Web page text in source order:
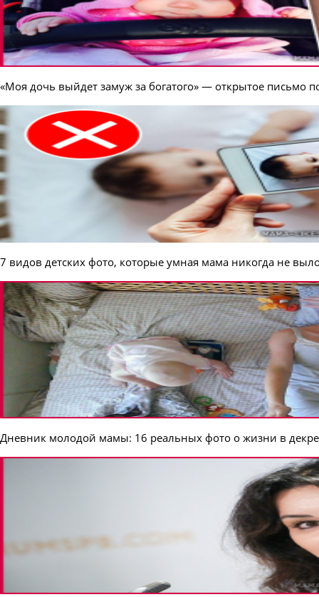
«Моя дочь выйдет замуж за богатого» — открытое
7 видов детских фото, которые умная мама никогда не
Дневник молодой мамы: 16 реальных фото о жизни в